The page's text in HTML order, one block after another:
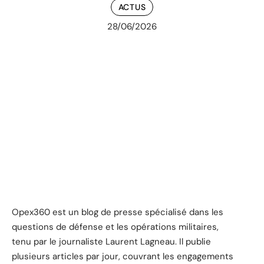
ACTUS
28/06/2026
Opex360 est un blog de presse spécialisé dans les
questions de défense et les opérations militaires,
tenu par le journaliste Laurent Lagneau. Il publie
plusieurs articles par jour, couvrant les engagements